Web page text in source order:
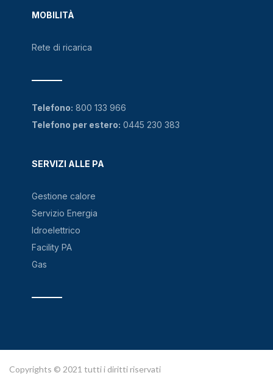
MOBILITÀ
Rete di ricarica
SERVIZI ALLE PA
Gestione calore
Servizio Energia
Idroelettrico
Facility PA
Gas
Telefono: 800 133 966
Telefono per estero: 0445 230 383
Copyrights © 2021 tutti i diritti riservati